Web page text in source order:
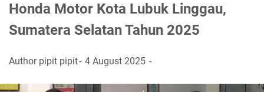
Honda Motor Kota Lubuk Linggau,
Sumatera Selatan Tahun 2025
Author pipit pipit 4 August 2025